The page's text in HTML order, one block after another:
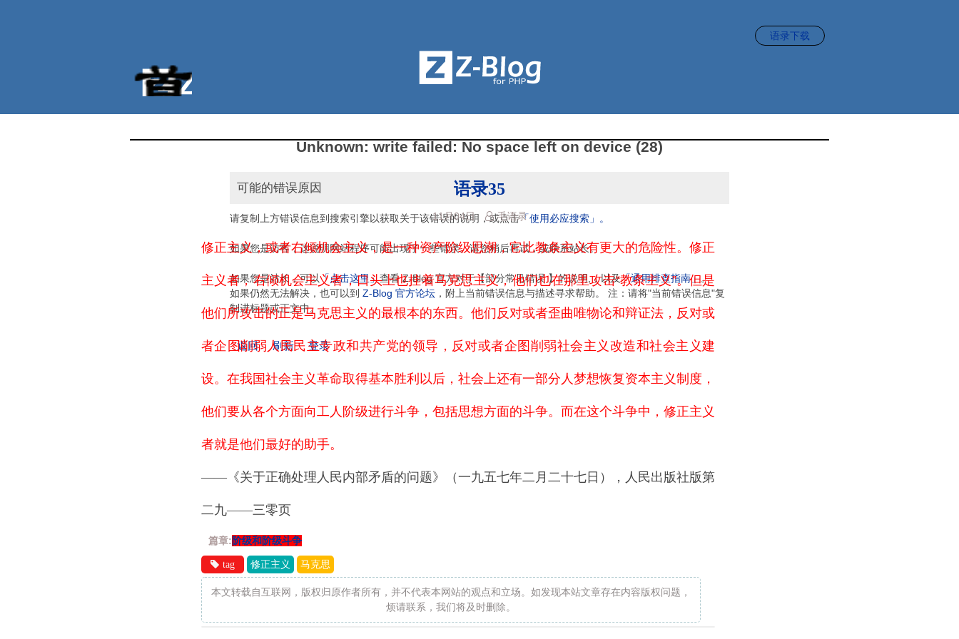
语录下载
语录35
11月04日 毛语录
修正主义，或者右倾机会主义，是一种资产阶级思潮，它比教条主义有更大的危险性。修正
主义者，右倾机会主义者，口头上也挂着马克思主义，他们也在那里攻击“教条主义”。但是
他们所攻击的正是马克思主义的最根本的东西。他们反对或者歪曲唯物论和辩证法，反对或
者企图削弱人民民主专政和共产党的领导，反对或者企图削弱社会主义改造和社会主义建
设。在我国社会主义革命取得基本胜利以后，社会上还有一部分人梦想恢复资本主义制度，
他们要从各个方面向工人阶级进行斗争，包括思想方面的斗争。而在这个斗争中，修正主义
者就是他们最好的助手。
——《关于正确处理人民内部矛盾的问题》（一九五七年二月二十七日），人民出版社版第
二九——三零页
篇章:阶级和阶级斗争
tag 修正主义 马克思
本文转载自互联网，版权归原作者所有，并不代表本网站的观点和立场。如发现本站文章存在内容版权问题，
烦请联系，我们将及时删除。
Unknown: write failed: No space left on device (28)
可能的错误原因
请复制上方错误信息到搜索引擎以获取关于该错误的说明，或点击「使用必应搜索」。
如果您是访客，这说明网站程序可能出现了一些错误。请您稍后再试，或联系站长。
如果您是站长，可以「点击这里」查看 Z-Blog 官方对于【部分常见错误 】的说明,，以及「通用排查指南」。
如果仍然无法解决，也可以到 Z-Blog 官方论坛 ，附上当前错误信息与描述寻求帮助。 注：请将"当前错误信息"复
制进标题或正文中。
返回 刷新 登录